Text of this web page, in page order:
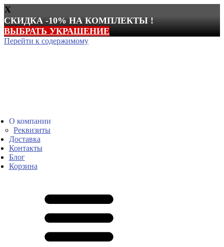
X
СКИДКА -10% НА КОМПЛЕКТЫ !
ВЫБРАТЬ УКРАШЕНИЕ
Перейти к содержимому
О компании
Реквизиты
Доставка
Контакты
Блог
Корзина